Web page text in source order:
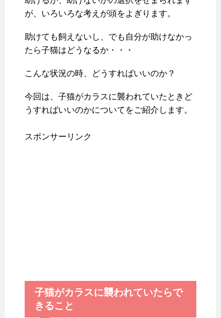
が、いろいろな考えが頭をよぎります。
助けても飼えないし、でも自分が助けなかっ
たら子猫はどうなるか・・・
こんな状況の時、どうすればいいのか？
今回は、子猫がカラスに襲われていたときど
うすればいいのかについてをご紹介します。
スポンサーリンク
子猫がカラスに襲われていたらで
きること